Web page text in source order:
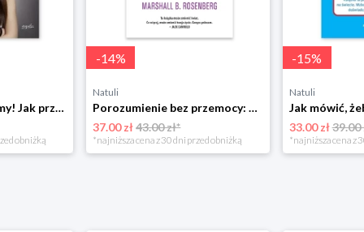
Już się nie rozumiemy! Jak przeżyć czas trzaskających drzwi Esprit
obniżką
-14%
Natuli
Porozumienie bez przemocy: o języku życia Czarna owca
37.00 zł43.00 zł*
*najniższa cena z 30 dni przed obniżką
-15%
Natuli
33.00 zł39.00
*najniższa cena z